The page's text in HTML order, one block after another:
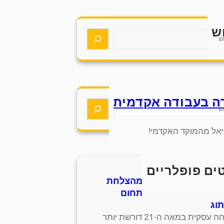
בעבודה אקדמית
מהמוקד האקדמי!
פופלריים
אסטרטגיות למידה מהצלחת
סנדלים מסורתית בתחום
הצלחה עסקית במאה ה-21 דורשת יותר